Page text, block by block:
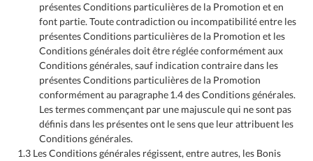
présentes Conditions particulières de la Promotion et en
font partie. Toute contradiction ou incompatibilité entre les
présentes Conditions particulières de la Promotion et les
Conditions générales doit être réglée conformément aux
Conditions générales, sauf indication contraire dans les
présentes Conditions particulières de la Promotion
conformément au paragraphe 1.4 des Conditions générales.
Les termes commençant par une majuscule qui ne sont pas
définis dans les présentes ont le sens que leur attribuent les
Conditions générales.
1.3 Les Conditions générales régissent, entre autres, les Bonis